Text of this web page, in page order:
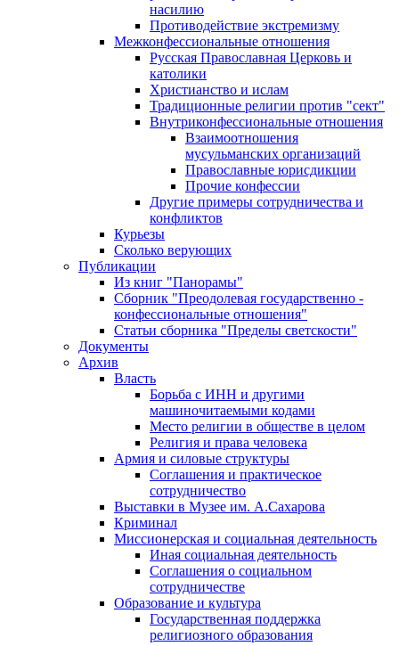
насилию
Противодействие экстремизму
Межконфессиональные отношения
Русская Православная Церковь и
католики
Христианство и ислам
Традиционные религии против "сект"
Внутриконфессиональные отношения
Взаимоотношения
мусульманских организаций
Православные юрисдикции
Прочие конфессии
Другие примеры сотрудничества и
конфликтов
Курьезы
Сколько верующих
Публикации
Из книг "Панорамы"
Сборник "Преодолевая государственно -
конфессиональные отношения"
Статьи сборника "Пределы светскости"
Документы
Архив
Власть
Борьба с ИНН и другими
машиночитаемыми кодами
Место религии в обществе в целом
Религия и права человека
Армия и силовые структуры
Соглашения и практическое
сотрудничество
Выставки в Музее им. А.Сахарова
Криминал
Миссионерская и социальная деятельность
Иная социальная деятельность
Соглашения о социальном
сотрудничестве
Образование и культура
Государственная поддержка
религиозного образования